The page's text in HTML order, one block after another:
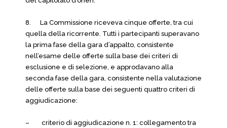
8. La Commissione riceveva cinque offerte, tra cui
quella della ricorrente. Tutti i partecipanti superavano
la prima fase della gara d’appalto, consistente
nell’esame delle offerte sulla base dei criteri di
esclusione e di selezione, e approdavano alla
seconda fase della gara, consistente nella valutazione
delle offerte sulla base dei seguenti quattro criteri di
aggiudicazione:
– criterio di aggiudicazione n. 1: collegamento tra